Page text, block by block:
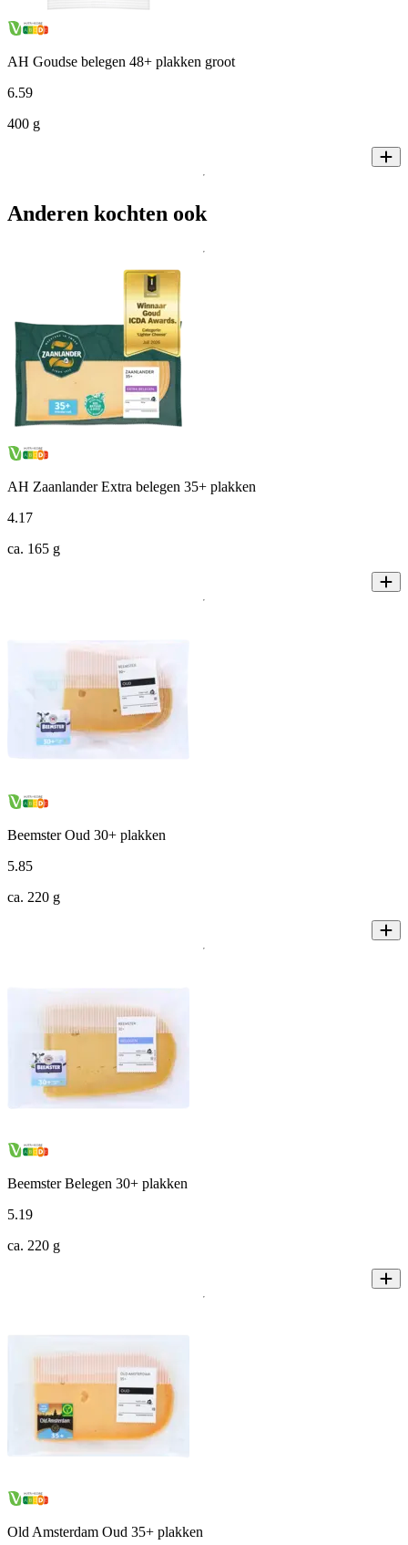
AH Goudse belegen 48+ plakken groot
6.59
400 g
Anderen kochten ook
AH Zaanlander Extra belegen 35+ plakken
4.17
ca. 165 g
Beemster Oud 30+ plakken
5.85
ca. 220 g
Beemster Belegen 30+ plakken
5.19
ca. 220 g
Old Amsterdam Oud 35+ plakken